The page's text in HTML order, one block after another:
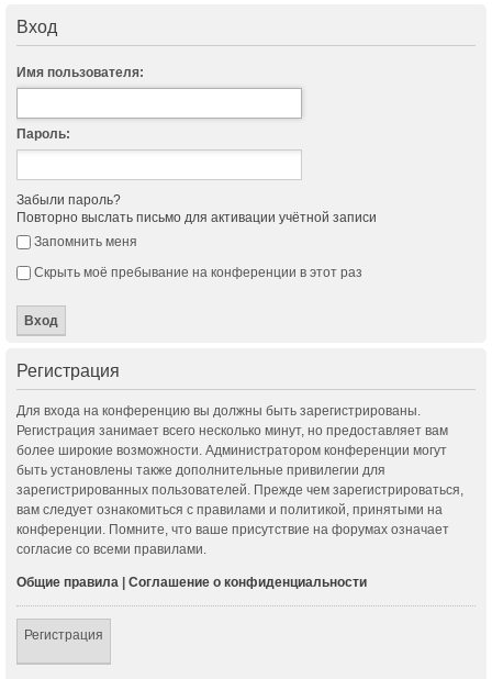
Вход
Имя пользователя:
Пароль:
Забыли пароль?
Повторно выслать письмо для активации учётной записи
Запомнить меня
Скрыть моё пребывание на конференции в этот раз
Регистрация
Для входа на конференцию вы должны быть зарегистрированы.
Регистрация занимает всего несколько минут, но предоставляет вам
более широкие возможности. Администратором конференции могут
быть установлены также дополнительные привилегии для
зарегистрированных пользователей. Прежде чем зарегистрироваться,
вам следует ознакомиться с правилами и политикой, принятыми на
конференции. Помните, что ваше присутствие на форумах означает
согласие со всеми правилами.
Общие правила Соглашение о конфиденциальности
Регистрация